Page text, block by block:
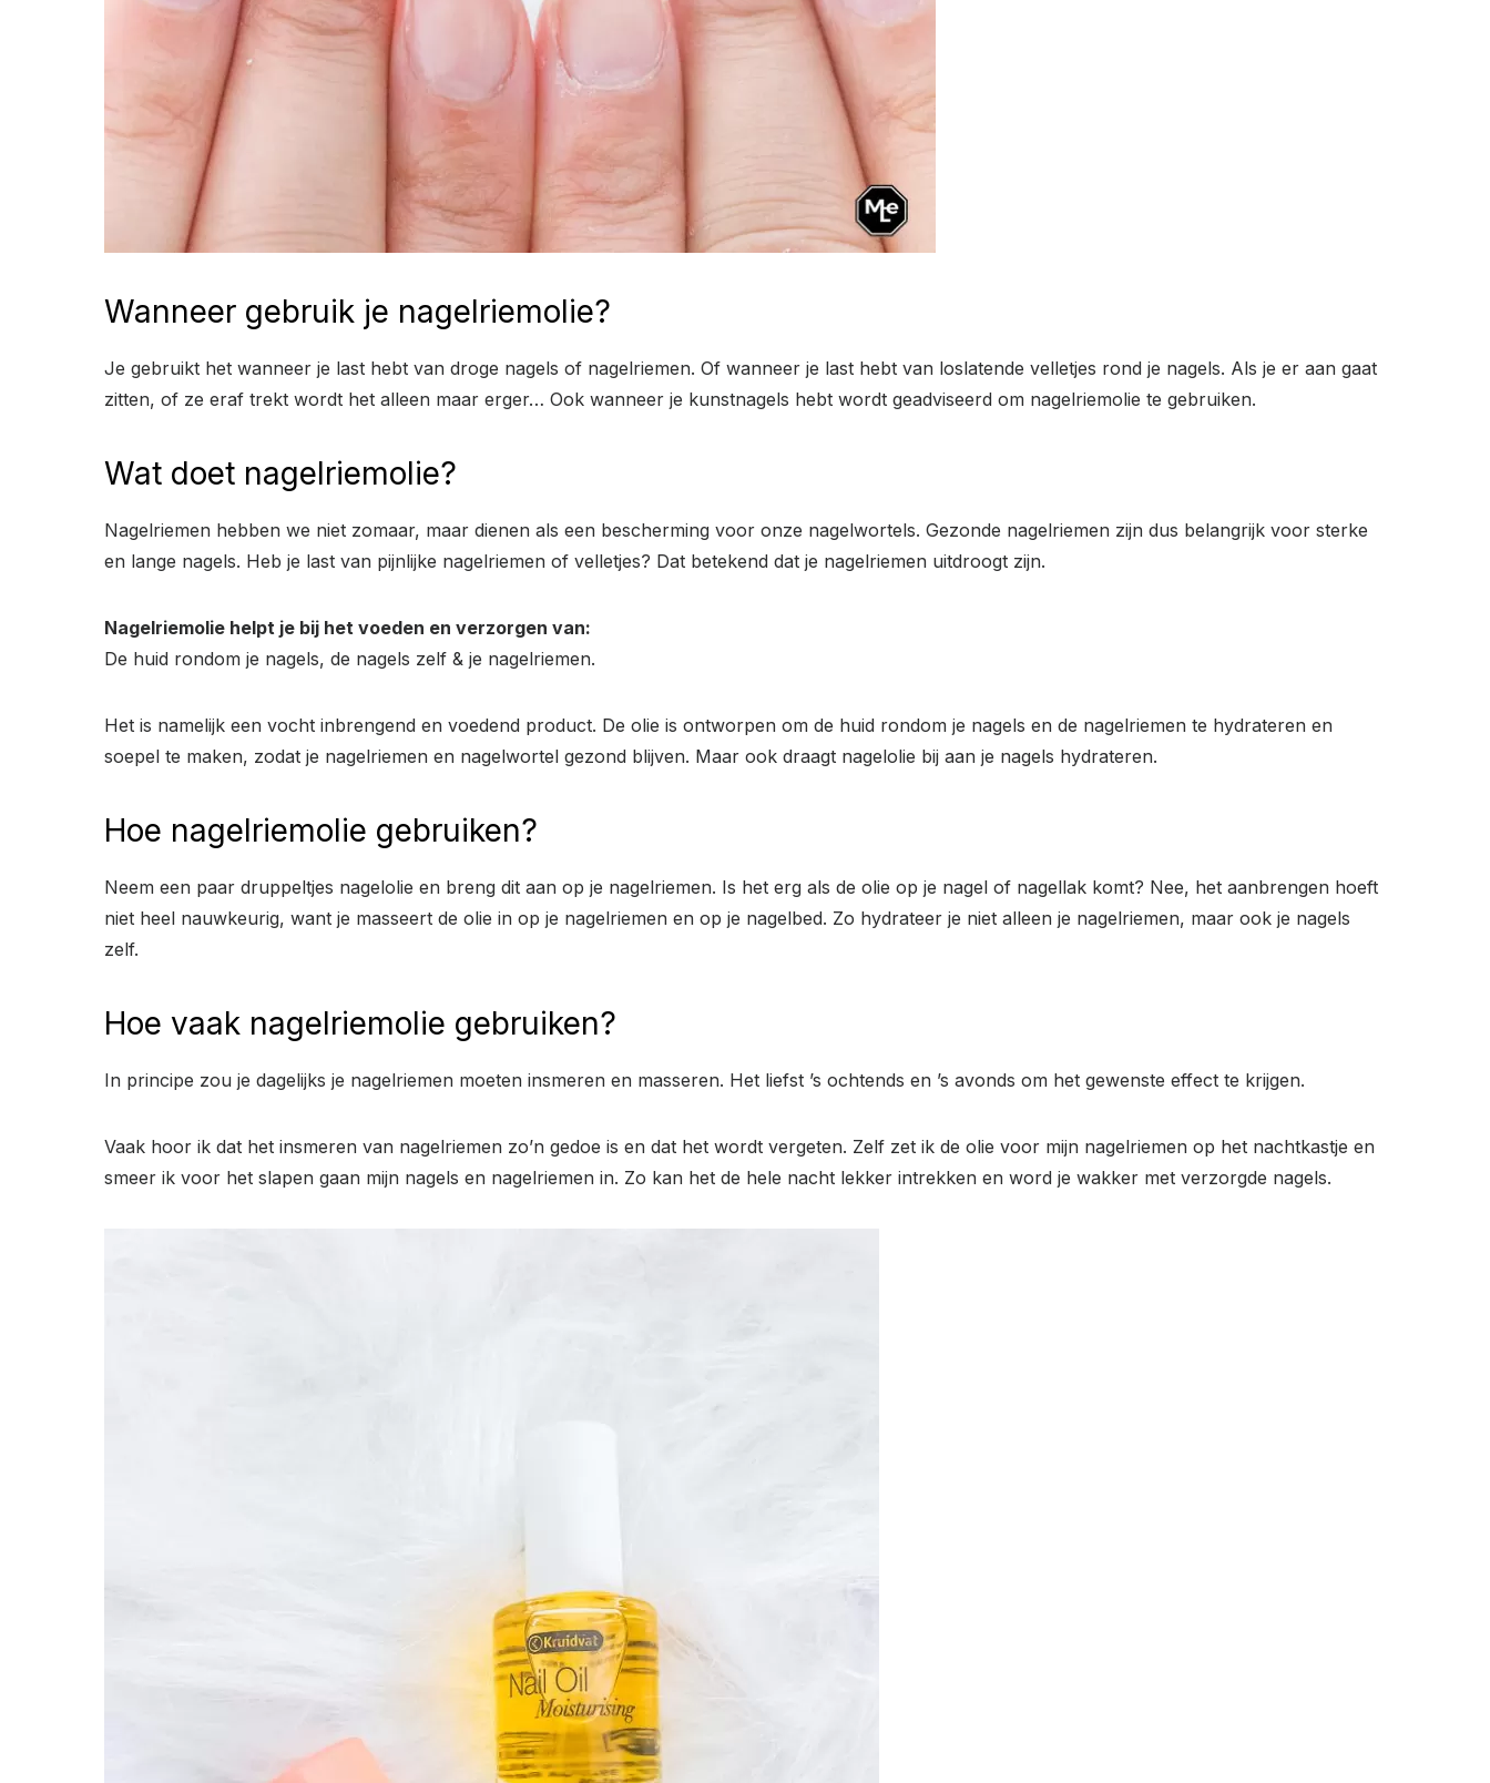
Wanneer gebruik je nagelriemolie?
Je gebruikt het wanneer je last hebt van droge nagels of nagelriemen. Of wanneer je last hebt van loslatende velletjes rond je nagels. Als je er aan gaat
zitten, of ze eraf trekt wordt het alleen maar erger… Ook wanneer je kunstnagels hebt wordt geadviseerd om nagelriemolie te gebruiken.
Wat doet nagelriemolie?
Nagelriemen hebben we niet zomaar, maar dienen als een bescherming voor onze nagelwortels. Gezonde nagelriemen zijn dus belangrijk voor sterke
en lange nagels. Heb je last van pijnlijke nagelriemen of velletjes? Dat betekend dat je nagelriemen uitdroogt zijn.
Nagelriemolie helpt je bij het voeden en verzorgen van:
De huid rondom je nagels, de nagels zelf & je nagelriemen.
Het is namelijk een vocht inbrengend en voedend product. De olie is ontworpen om de huid rondom je nagels en de nagelriemen te hydrateren en
soepel te maken, zodat je nagelriemen en nagelwortel gezond blijven. Maar ook draagt nagelolie bij aan je nagels hydrateren.
Hoe nagelriemolie gebruiken?
Neem een paar druppeltjes nagelolie en breng dit aan op je nagelriemen. Is het erg als de olie op je nagel of nagellak komt? Nee, het aanbrengen hoeft
niet heel nauwkeurig, want je masseert de olie in op je nagelriemen en op je nagelbed. Zo hydrateer je niet alleen je nagelriemen, maar ook je nagels
zelf.
Hoe vaak nagelriemolie gebruiken?
In principe zou je dagelijks je nagelriemen moeten insmeren en masseren. Het liefst ’s ochtends en ’s avonds om het gewenste effect te krijgen.
Vaak hoor ik dat het insmeren van nagelriemen zo’n gedoe is en dat het wordt vergeten. Zelf zet ik de olie voor mijn nagelriemen op het nachtkastje en
smeer ik voor het slapen gaan mijn nagels en nagelriemen in. Zo kan het de hele nacht lekker intrekken en word je wakker met verzorgde nagels.